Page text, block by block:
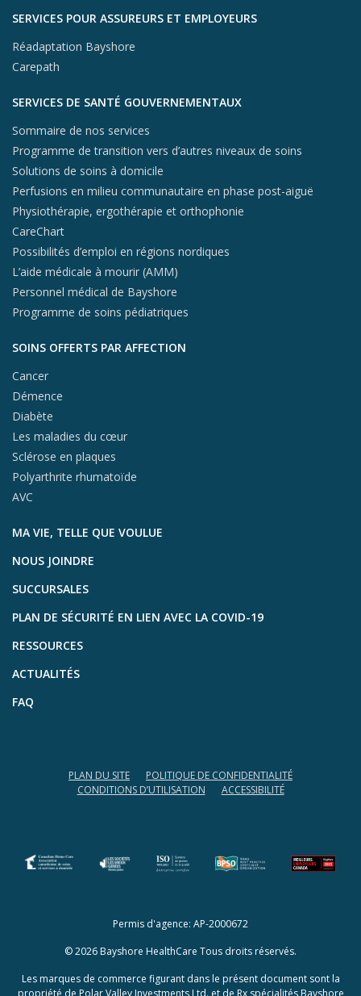
SERVICES POUR ASSUREURS ET EMPLOYEURS
Réadaptation Bayshore
Carepath
SERVICES DE SANTÉ GOUVERNEMENTAUX
Sommaire de nos services
Programme de transition vers d’autres niveaux de soins
Solutions de soins à domicile
Perfusions en milieu communautaire en phase post-aiguë
Physiothérapie, ergothérapie et orthophonie
CareChart
Possibilités d’emploi en régions nordiques
L’aide médicale à mourir (AMM)
Personnel médical de Bayshore
Programme de soins pédiatriques
SOINS OFFERTS PAR AFFECTION
Cancer
Démence
Diabète
Les maladies du cœur
Sclérose en plaques
Polyarthrite rhumatoïde
AVC
MA VIE, TELLE QUE VOULUE
NOUS JOINDRE
SUCCURSALES
PLAN DE SÉCURITÉ EN LIEN AVEC LA COVID-19
RESSOURCES
ACTUALITÉS
FAQ
PLAN DU SITE
POLITIQUE DE CONFIDENTIALITÉ
CONDITIONS D’UTILISATION
ACCESSIBILITÉ
(opens in a new tab)(opens in a new tab)
Permis d'agence: AP-2000672
© 2026 Bayshore HealthCare Tous droits réservés.
Les marques de commerce figurant dans le présent document sont la